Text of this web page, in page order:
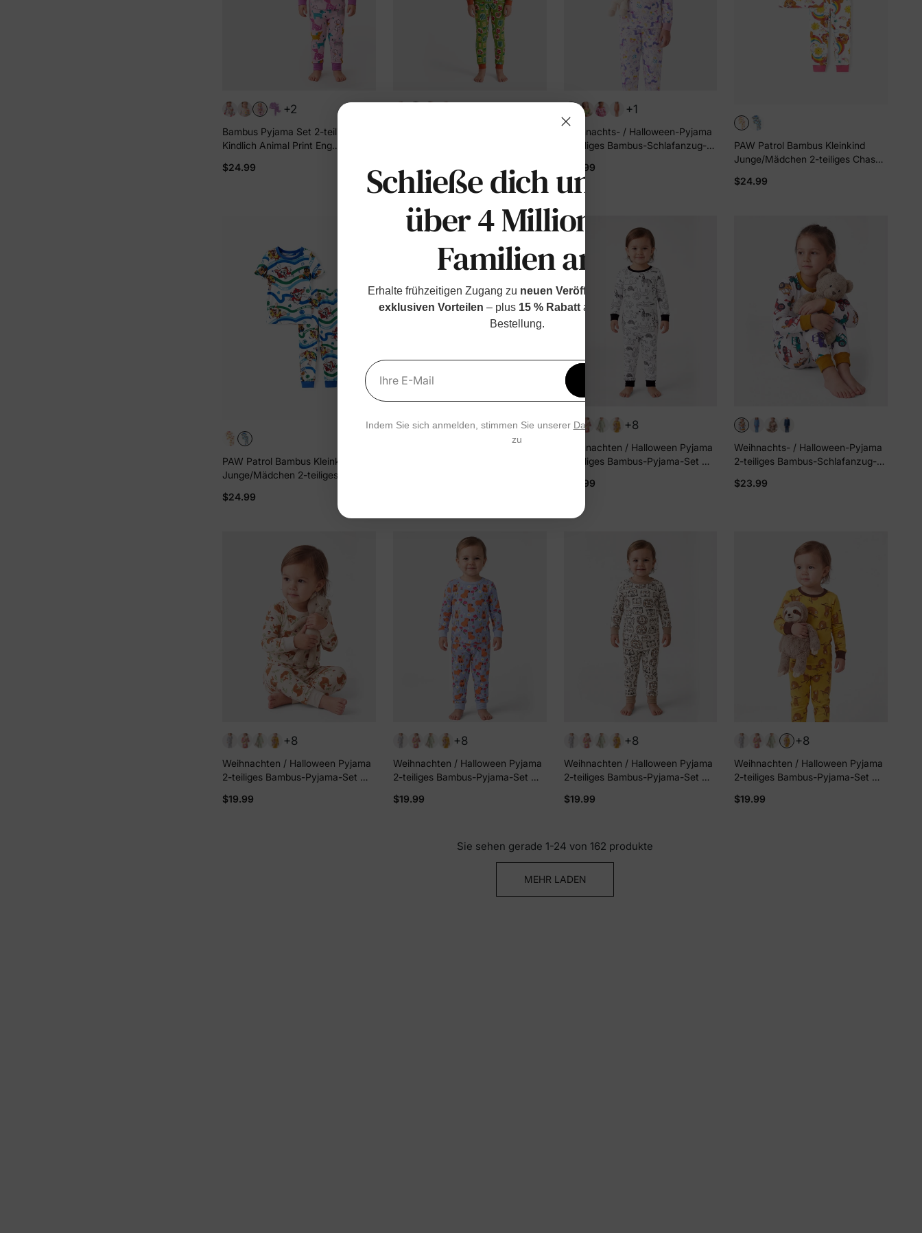
+2
Bambus Pyjama Set 2-teilig
Kindlich Animal Print Eng
Baby/Kleinkind Fuchsie
$24.99
Kleinkinder / Mädchen (eng
anliegend) Grün
$19.99
+1
Weihnachts- / Halloween-Pyjama
2-teiliges Bambus-Schlafanzug-
Kleinkinder / Mädchen (eng
$19.99
PAW Patrol Bambus Kleinkind
Junge/Mädchen 2-teiliges Chase
$24.99
PAW Patrol Bambus Kleinkind
Junge/Mädchen 2-teiliges Chase
anliegendes Pyjama-Set blau
$24.99
+2 +8
Weihnachten / Halloween Pyjama
2-teiliges Bambus-Pyjama-Set mit
Kleinkind (eng anliegend) schwarz
$19.99
Weihnachts- / Halloween-Pyjama
2-teiliges Bambus-Schlafanzug-
Kleinkinder / Kinder (Eng
$23.99
+8
Weihnachten / Halloween Pyjama
2-teiliges Bambus-Pyjama-Set mit
Kleinkind (eng anliegend) Aprikose
$19.99
+8
Weihnachten / Halloween Pyjama
2-teiliges Bambus-Pyjama-Set mit
Kleinkind (eng anliegend) blau
$19.99
+8
Weihnachten / Halloween Pyjama
2-teiliges Bambus-Pyjama-Set mit
Kleinkind (eng anliegend) khaki
$19.99
+8
Weihnachten / Halloween Pyjama
2-teiliges Bambus-Pyjama-Set mit
Kleinkind (eng anliegend) gelb
$19.99
Sie sehen gerade 1-24 von 162 produkte
MEHR LADEN
Schließe dich unseren
über 4 Millionen
Familien an
Erhalte frühzeitigen Zugang zu neuen Veröffentlichungen &
exklusiven Vorteilen – plus 15 % Rabatt auf deine erste
Bestellung.
Ihre E-Mail
Erhalten Sie
15 % Rabatt
Indem Sie sich anmelden, stimmen Sie unserer Datenschutzerklärung
zu